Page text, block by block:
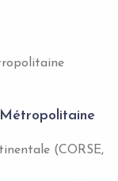
(CORSE,